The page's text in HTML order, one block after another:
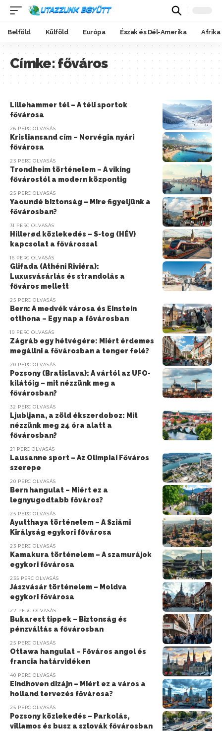
Belföld Külföld Európa Észak és Dél-Amerika Afrika
Címke:főváros
Lillehammer tél – A téli sportok
fővárosa
26 PERC OLVASÁS
Kristiansand cím – Norvégia nyári
fővárosa
23 PERC OLVASÁS
Trondheim történelem – A viking
fővárostól a modern központig
25 PERC OLVASÁS
Yaoundé biztonság – Mire figyeljünk a
fővárosban?
31 PERC OLVASÁS
Hillerød közlekedés – S-tog (HÉV)
kapcsolat a fővárossal
16 PERC OLVASÁS
Glifada (Athéni Riviéra):
Luxusvásárlás és strandolás a
főváros mellett
25 PERC OLVASÁS
Bern: A medvék városa és Einstein
otthona – Egy nap a fővárosban
19 PERC OLVASÁS
Zágráb egy hétvégére: Miért érdemes
megállni a fővárosban a tenger felé?
20 PERC OLVASÁS
Pozsony (Bratislava): A vártól az UFO-
kilátóig – mit nézzünk meg a
fővárosban?
32 PERC OLVASÁS
Ljubljana, a zöld ékszerdoboz: Mit
nézzünk meg 24 óra alatt a
fővárosban?
21 PERC OLVASÁS
Lausanne sport – Az Olimpiai Főváros
szerepe
20 PERC OLVASÁS
Bern hangulat – Miért ez a
legnyugodtabb főváros?
25 PERC OLVASÁS
Ayutthaya történelem – A Sziámi
Királyság egykori fővárosa
23 PERC OLVASÁS
Kamakura történelem – A szamurájok
egykori fővárosa
235 PERC OLVASÁS
Jászvásár történelem – Moldva
egykori fővárosa
22 PERC OLVASÁS
Bukarest tippek – Biztonság és
pénzváltás a fővárosban
25 PERC OLVASÁS
Ottawa hangulat – Főváros angol és
francia határvidéken
40 PERC OLVASÁS
Eindhoven dizájn – Miért ez a város a
holland tervezés fővárosa?
25 PERC OLVASÁS
Pozsony közlekedés – Parkolás,
villamos és busz a szlovák fővárosban